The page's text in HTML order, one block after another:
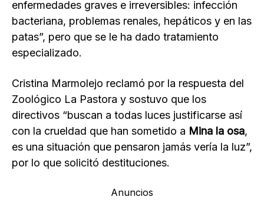
enfermedades graves e irreversibles: infección
bacteriana, problemas renales, hepáticos y en las
patas”, pero que se le ha dado tratamiento
especializado.
Cristina Marmolejo reclamó por la respuesta del
Zoológico La Pastora y sostuvo que los
directivos “buscan a todas luces justificarse así
con la crueldad que han sometido a Mina la osa,
es una situación que pensaron jamás vería la luz”,
por lo que solicitó destituciones.
Anuncios